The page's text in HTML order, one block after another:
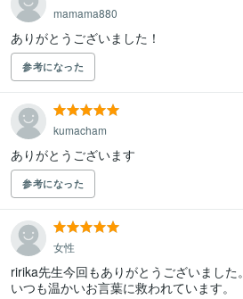
mamama880
ありがとうございました！
参考になった
kumacham
ありがとうございます
参考になった
女性
ririka先生今回もありがとうございました。
いつも温かいお言葉に救われています。